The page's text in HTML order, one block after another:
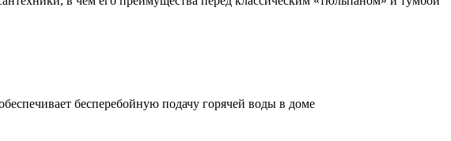
бесперебойную подачу горячей воды в доме